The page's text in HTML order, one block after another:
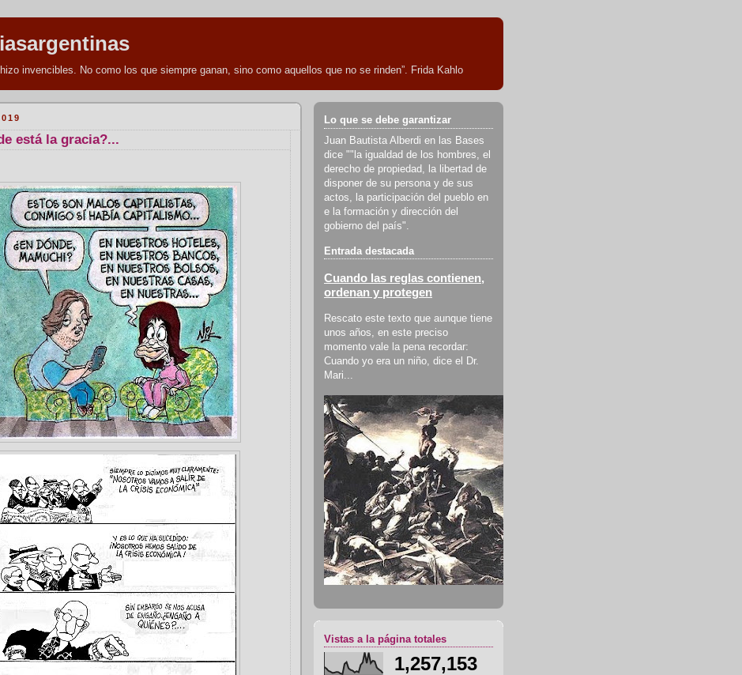
invencibles. No como los que siempre ganan, sino como aquellos que no se rinden”. Frida Kahlo
está la gracia?...
Lo que se debe garantizar
Juan Bautista Alberdi en las Bases
dice ""la igualdad de los hombres, el
derecho de propiedad, la libertad de
disponer de su persona y de sus
actos, la participación del pueblo en
e la formación y dirección del
gobierno del país".
Entrada destacada
Cuando las reglas contienen,
ordenan y protegen
Rescato este texto que aunque tiene
unos años, en este preciso
momento vale la pena recordar:
Cuando yo era un niño, dice el Dr.
Mari...
Vistas a la página totales
1,257,153